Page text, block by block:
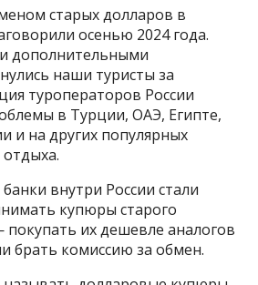
старых долларов в
осенью 2024 года.
дополнительными
наши туристы за
туроператоров России
в Турции, ОАЭ, Египте,
и на других популярных
внутри России стали
купюры старого
покупать их дешевле аналогов
брать комиссию за обмен.